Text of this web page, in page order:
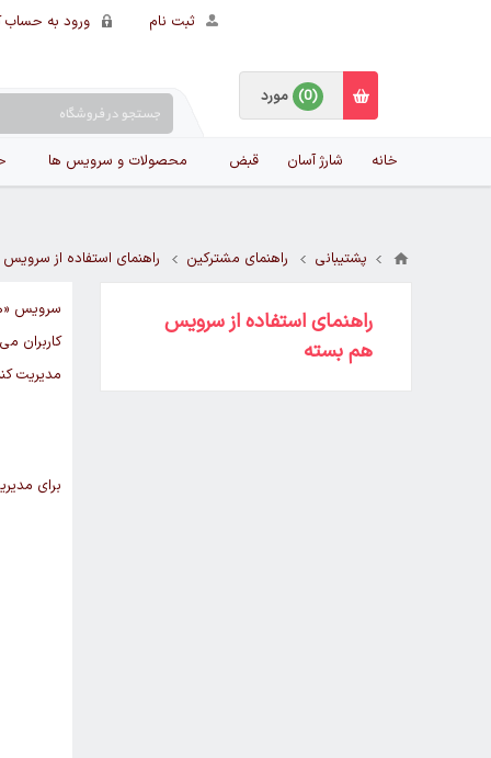
ثبت نام ورود به حساب
(0) مورد
خانه شارژ آسان قبض محصولات و سرویس ها
پشتیبانی راهنمای مشترکین راهنمای استفاده از
سرویس
کاربران
مدیریت
برای
راهنمای استفاده از سرویس
هم بسته